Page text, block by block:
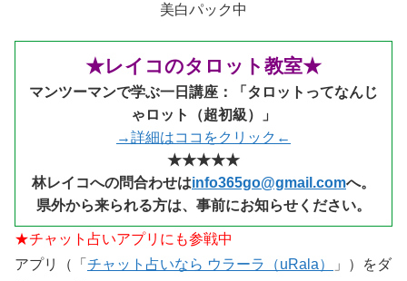
美白パック中
★レイコのタロット教室★
マンツーマンで学ぶ一日講座：「タロットってなんじ
ゃロット（超初級）」
→詳細はココをクリック←
★★★★★
林レイコへの問合わせはinfo365go@gmail.comへ。
県外から来られる方は、事前にお知らせください。
★チャット占いアプリにも参戦中
アプリ（「 チャット占いなら ウラーラ（uRala）
」）をダ